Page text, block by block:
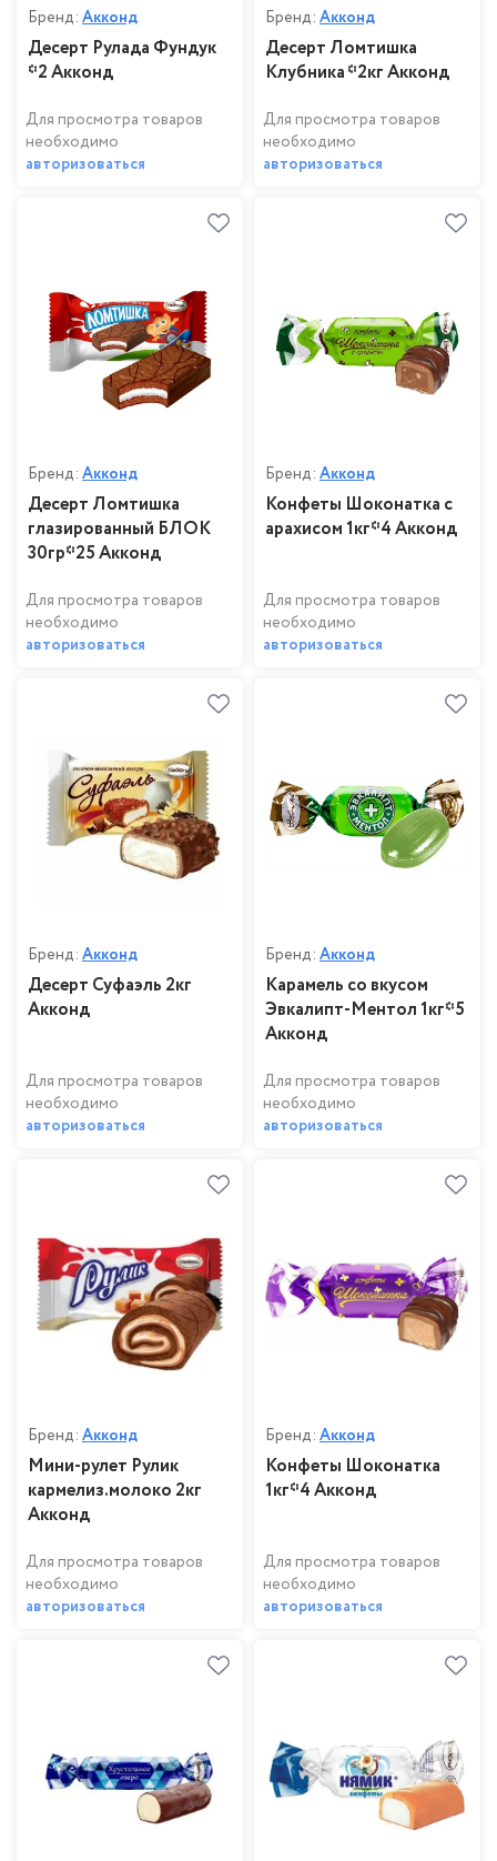
Бренд: Акконд
Десерт Рулада Фундук
*2 Акконд
Для просмотра товаров
необходимо
авторизоваться
Бренд: Акконд
Десерт Ломтишка
Клубника *2кг Акконд
Для просмотра товаров
необходимо
авторизоваться
Бренд: Акконд
Десерт Ломтишка
глазированный БЛОК
30гр*25 Акконд
Для просмотра товаров
необходимо
авторизоваться
Бренд: Акконд
Конфеты Шоконатка с
арахисом 1кг*4 Акконд
Для просмотра товаров
необходимо
авторизоваться
Бренд: Акконд
Десерт Суфаэль 2кг
Акконд
Для просмотра товаров
необходимо
авторизоваться
Бренд: Акконд
Карамель со вкусом
Эвкалипт-Ментол 1кг*5
Акконд
Для просмотра товаров
необходимо
авторизоваться
Бренд: Акконд
Мини-рулет Рулик
кармелиз.молоко 2кг
Акконд
Для просмотра товаров
необходимо
авторизоваться
Бренд: Акконд
Конфеты Шоконатка
1кг*4 Акконд
Для просмотра товаров
необходимо
авторизоваться